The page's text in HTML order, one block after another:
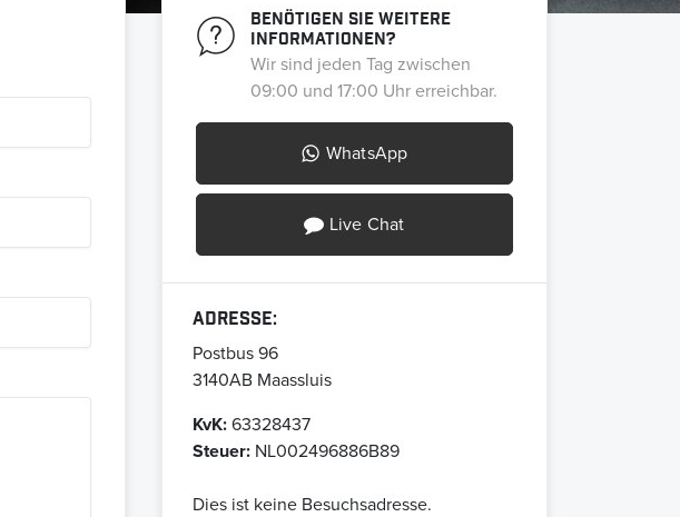
Benötigen Sie weitere
Informationen?
Wir sind jeden Tag zwischen
09:00 und 17:00 Uhr erreichbar.
WhatsApp
Live Chat
Adresse:
Postbus 96
3140AB Maassluis
KvK: 63328437
Steuer: NL002496886B89
Dies ist keine Besuchsadresse.